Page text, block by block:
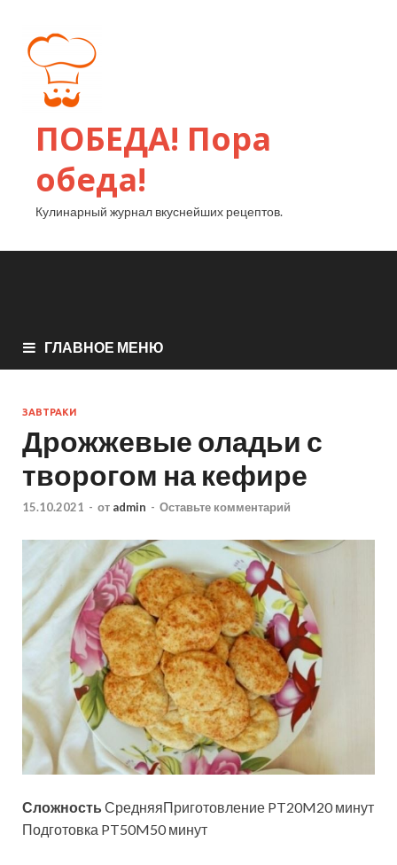
ПОБЕДА! Пора
обеда!
Кулинарный журнал вкуснейших рецептов.
ГЛАВНОЕ МЕНЮ
ЗАВТРАКИ
Дрожжевые оладьи с
творогом на кефире
15.10.2021 - от admin - Оставьте комментарий
Сложность СредняяПриготовление PT20M20 минут
Подготовка PT50M50 минут